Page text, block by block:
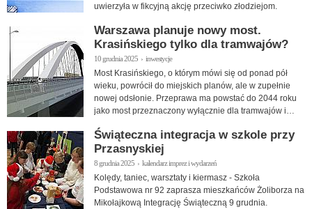
uwierzyła w fikcyjną akcję przeciwko złodziejom.
Warszawa planuje nowy most.
Krasińskiego tylko dla tramwajów?
10 grudnia 2025 › inwestycje
Most Krasińskiego, o którym mówi się od ponad pół
wieku, powrócił do miejskich planów, ale w zupełnie
nowej odsłonie. Przeprawa ma powstać do 2044 roku
jako most przeznaczony wyłącznie dla tramwajów i
Świąteczna integracja w szkole przy
Przasnyskiej
8 grudnia 2025 › kalendarz imprez i wydarzeń
Kolędy, taniec, warsztaty i kiermasz - Szkoła
Podstawowa nr 92 zaprasza mieszkańców Żoliborza na
Mikołajkową Integrację Świąteczną 9 grudnia.